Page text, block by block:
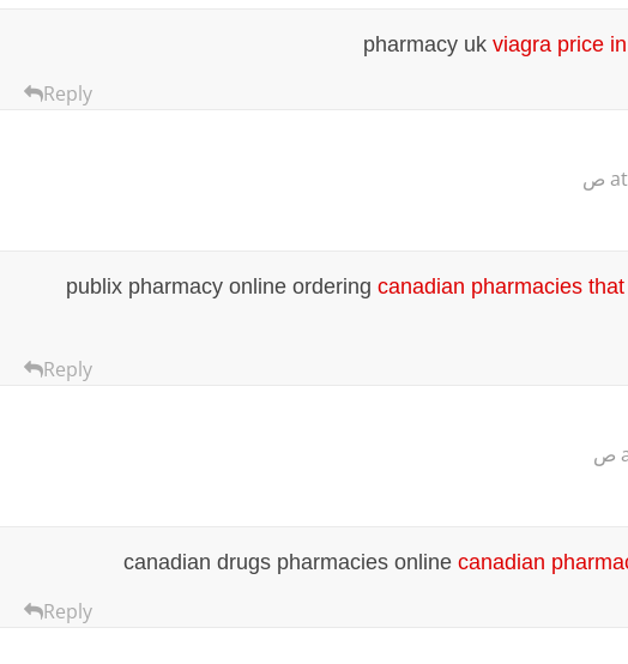
pharmacy uk viagra price
Reply
publix pharmacy online ordering canadian pharmacies
Reply
canadian drugs pharmacies online canadian
Reply